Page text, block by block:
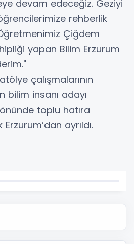
devam edeceğiz. Geziyi
rehberlik
Çiğdem
yapan Bilim Erzurum
çalışmalarının
bilim insanı adayı
toplu hatıra
ayrıldı.